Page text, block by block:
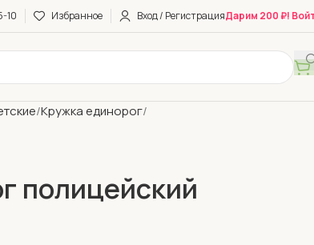
10 Избранное Вход / РегистрацияДарим 200 ₽!
Кружка единорог
полицейский